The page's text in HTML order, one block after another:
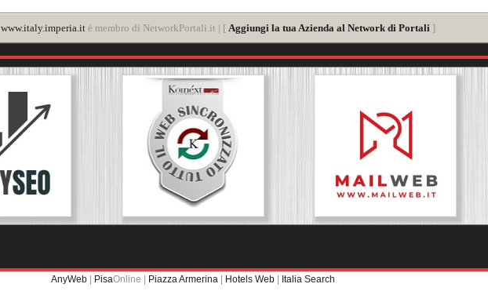
www.italy.imperia.itè membro di NetworkPortali.it | [ Aggiungi la tua Azienda al Network di Portali ]
AnyWeb | PisaOnline | Piazza Armerina | Hotels Web | Italia Search